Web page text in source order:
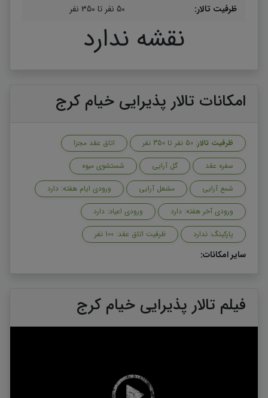
ظرفیت تالار: 50 نفر تا 350 نفر
نقشه ندارد
امکانات تالار پذیرایی خیام کرج
ظرفیت تالار: 50 نفر تا 350 نفر
اتاق عقد مجزا
سفره عقد
گل آرایی
شستشوی میوه
شمع آرایی
مشعل آرایی
ورودی ایام هفته: دارد
ورودی آخر هفته: دارد
ورودی اعیاد: دارد
پارکینگ: ندارد
ظرفیت اتاق عقد: 100 نفر
سایر امکانات:
فیلم تالار پذیرایی خیام کرج